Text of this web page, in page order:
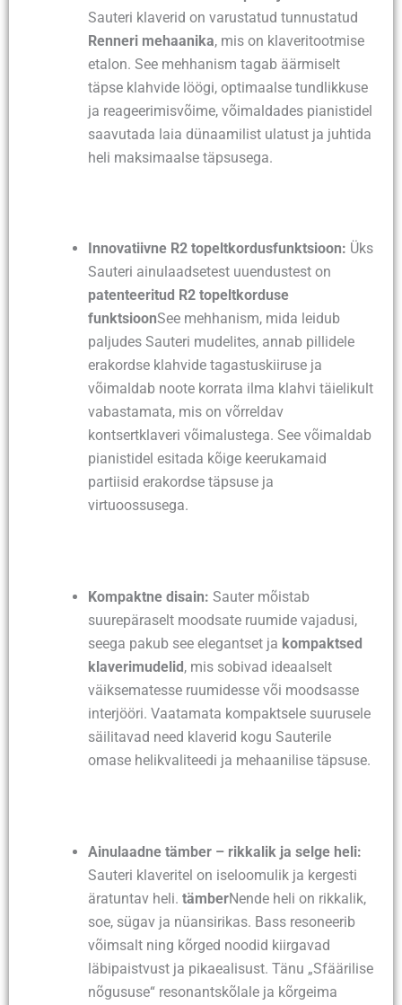
Sauteri klaverid on varustatud tunnustatud
Renneri mehaanika, mis on klaveritootmise
etalon. See mehhanism tagab äärmiselt
täpse klahvide löögi, optimaalse tundlikkuse
ja reageerimisvõime, võimaldades pianistidel
saavutada laia dünaamilist ulatust ja juhtida
heli maksimaalse täpsusega.
Innovatiivne R2 topeltkordusfunktsioon: Üks
Sauteri ainulaadsetest uuendustest on
patenteeritud R2 topeltkorduse
funktsioonSee mehhanism, mida leidub
paljudes Sauteri mudelites, annab pillidele
erakordse klahvide tagastuskiiruse ja
võimaldab noote korrata ilma klahvi täielikult
vabastamata, mis on võrreldav
kontsertklaveri võimalustega. See võimaldab
pianistidel esitada kõige keerukamaid
partiisid erakordse täpsuse ja
virtuoossusega.
Kompaktne disain: Sauter mõistab
suurepäraselt moodsate ruumide vajadusi,
seega pakub see elegantset ja kompaktsed
klaverimudelid, mis sobivad ideaalselt
väiksematesse ruumidesse või moodsasse
interjööri. Vaatamata kompaktsele suurusele
säilitavad need klaverid kogu Sauterile
omase helikvaliteedi ja mehaanilise täpsuse.
Ainulaadne tämber – rikkalik ja selge heli:
Sauteri klaveritel on iseloomulik ja kergesti
äratuntav heli. tämberNende heli on rikkalik,
soe, sügav ja nüansirikas. Bass resoneerib
võimsalt ning kõrged noodid kiirgavad
läbipaistvust ja pikaealisust. Tänu „Sfäärilise
nõgususe“ resonantskõlale ja kõrgeima